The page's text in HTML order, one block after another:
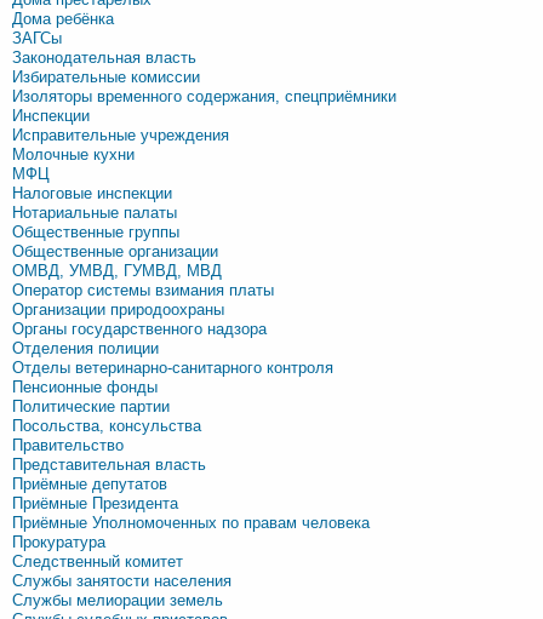
Дома ребёнка
ЗАГСы
Законодательная власть
Избирательные комиссии
Изоляторы временного содержания, спецприёмники
Инспекции
Исправительные учреждения
Молочные кухни
МФЦ
Налоговые инспекции
Нотариальные палаты
Общественные группы
Общественные организации
ОМВД, УМВД, ГУМВД, МВД
Оператор системы взимания платы
Организации природоохраны
Органы государственного надзора
Отделения полиции
Отделы ветеринарно-санитарного контроля
Пенсионные фонды
Политические партии
Посольства, консульства
Правительство
Представительная власть
Приёмные депутатов
Приёмные Президента
Приёмные Уполномоченных по правам человека
Прокуратура
Следственный комитет
Службы занятости населения
Службы мелиорации земель